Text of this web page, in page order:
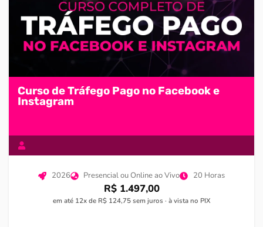
Curso de Tráfego Pago no Facebook e
Instagram
2026 Presencial ou Online ao Vivo 20 Horas
R$ 1.497,00
em até 12x de R$ 124,75 sem juros · à vista no PIX